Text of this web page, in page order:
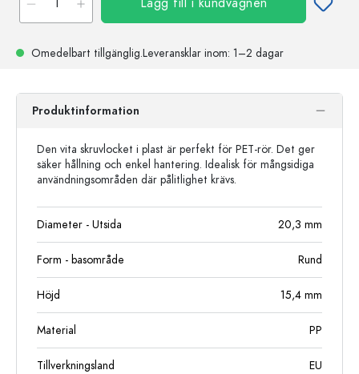
Omedelbart tillgänglig.Leveransklar inom: 1–2 dagar
Produktinformation
Den vita skruvlocket i plast är perfekt för PET-rör. Det ger
säker hållning och enkel hantering. Idealisk för mångsidiga
användningsområden där pålitlighet krävs.
Diameter - Utsida 20,3 mm
Form - basområde Rund
Höjd 15,4 mm
Material PP
Tillverkningsland EU